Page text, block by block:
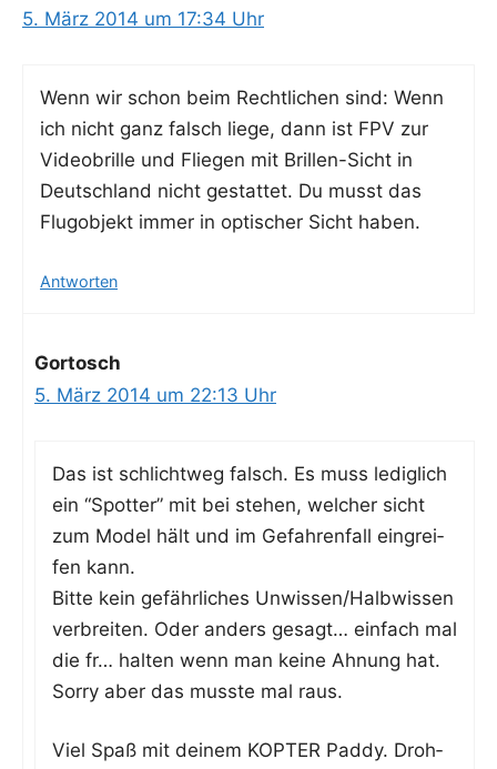
5. März 2014 um 17:34 Uhr
Wenn wir schon beim Recht­li­chen sind: Wenn
ich nicht ganz falsch lie­ge, dann ist FPV zur
Video­bril­le und Flie­gen mit Bril­len-Sicht in
Deutsch­land nicht gestat­tet. Du musst das
Flug­ob­jekt immer in opti­scher Sicht haben.
Antworten
Gortosch
5. März 2014 um 22:13 Uhr
Das ist schlicht­weg falsch. Es muss ledig­lich
ein “Spot­ter” mit bei ste­hen, wel­cher sicht
zum Model hält und im Gefah­ren­fall ein­grei­
fen kann.
Bit­te kein gefähr­li­ches Unwissen/Halbwissen
ver­brei­ten. Oder anders gesagt… ein­fach mal
die fr… hal­ten wenn man kei­ne Ahnung hat.
Sor­ry aber das muss­te mal raus.
Viel Spaß mit dei­nem KOPTER Pad­dy. Droh­